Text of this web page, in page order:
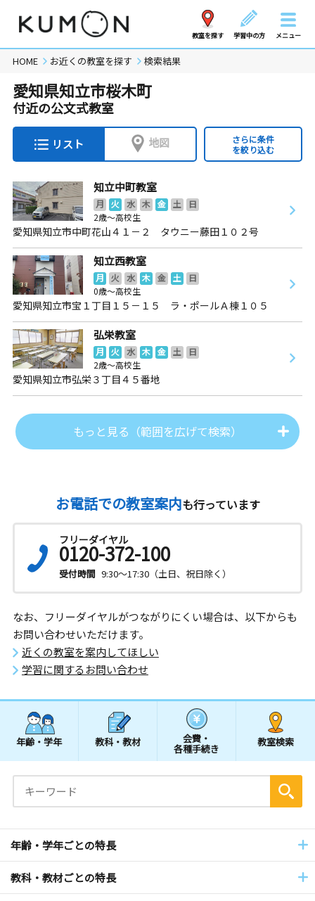
教室を探す 学習中の方 メニュー
HOME お近くの教室を探す 検索結果
愛知県知立市桜木町
付近の公文式教室
リスト 地図
さらに条件
を絞り込む
知立中町教室
月 火 水 木 金 土
日
2歳～高校生
愛知県知立市中町花山４１－２ タウニー藤田１０２号
知立西教室
月 火 水 木 金 土
日
0歳～高校生
愛知県知立市宝１丁目１５－１５ ラ・ポールＡ棟１０５
弘栄教室
月 火 水 木 金 土
日
2歳～高校生
愛知県知立市弘栄３丁目４５番地
もっと見る（範囲を広げて検索）
お電話での教室案内も行っています
フリーダイヤル
0120-372-100
受付時間 9:30～17:30（土日、祝日除く）
なお、フリーダイヤルがつながりにくい場合は、以下からも
お問い合わせいただけます。
近くの教室を案内してほしい
学習に関するお問い合わせ
年齢・学年 教科・教材 会費・
各種手続き
教室検索
年齢・学年ごとの特長
教科・教材ごとの特長